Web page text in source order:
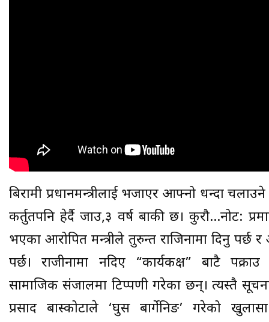
बिरामी प्रधानमन्त्रीलाई भजाएर आफ्नो धन्दा
कर्तुतपनि हेर्दै जाउ,३ वर्ष बाकी छ। कुरौ…नोट:
भएका आरोपित मन्त्रीले तुरुन्त राजिनामा दिनु पर्छ
पर्छ। राजीनामा नदिए “कार्यकक्ष” बाटै पक्राउ
सामाजिक संजालमा टिप्पणी गरेका छन्। त्यस्तै
प्रसाद बास्कोटाले ‘घुस बार्गेनिङ’ गरेको